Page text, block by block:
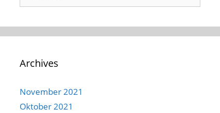
Archives
November 2021
Oktober 2021